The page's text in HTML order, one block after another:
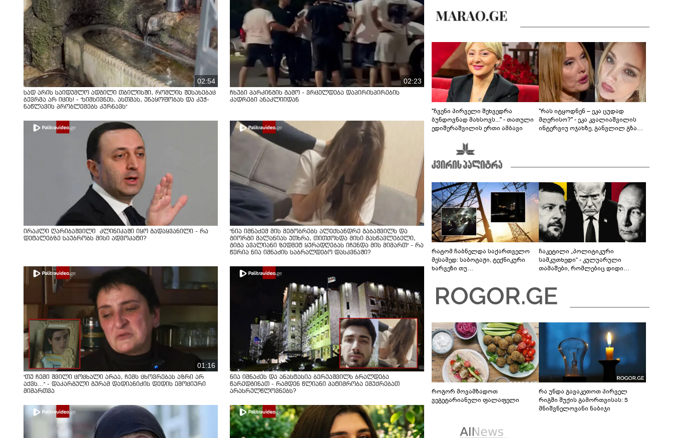
02:54
სად არის საიდუმლო ადგილი თბილისში, რომლის შესახებაც
ბევრმა არ იცის! - "სიმსივნეს, ასთმას, უნაყოფობას და კუჭ-
ნაწლავის პრობლემებს კურნავს"
02:23
ჩხუბი პარკინგის გამო - ვრცელდება დაპირისპირების
კადრები ანაკლიიდან
ირაკლი ღარიბაშვილი კლინიკაში იყო გადაყვანილი - რა
დეტალებზე საუბრობს მისი ადვოკატი?
"ნია იმნაძემ მის მეგობრებს ალექსანდრე გაბაშვილს და
გიორგი მალანიას უთხრა, თითქოსდა მისი მასწავლებელი,
გიგა ავალიანი ზედმეტ ყურადღებას იჩენდა მის მიმართ" - რა
წერია ნია იმნაძის საბრალდებო დასკვნაში?
01:16
"თუ ჩემი შვილი ცოცხალი არაა, ჩემს ცხოვრებას აზრი არ
აქვს..." - დაკარგული გურამ დადიანიძის დედის ემოციური
მიმართვა
ნია იმნაძეს და ანასტასია ბერუაშვილს ბრალდება
წარედგინათ - რამდენ წლიანი პატიმრობა ემუქრებათ
არასრულწლოვნებს?
მოწოდებაზე... წლობით
მიმდინარეობდა საქმის
"ჩვენი პირველი შეხვედრა
ბუნდოვნად მახსოვს..." - თათული
ედიშერაშვილის ერთი ამბავი
"რას იტყოდნენ – ეკა ცუდად
მღერისო?" - ეკა კვალიაშვილის
ინტერვიუ ოჯახზე, განვლილ გზასა
რატომ ჩაბნელდა საქართველო
მესამედ: საბოტაჟი, ტექნიკური
ხარვეზი თუ
ჩაკეტილი „პოლიტიკური
სამკუთხედი“ - კულუარული
თამაშები, რომლებიც დიდი
როგორ მოვამზადოთ
ვეგეტარიანული ფალაფელი
რა უნდა გავაკეთოთ პირველ
რიგში შუქის გამორთვისას: 5
მნიშვნელოვანი ნაბიჯი